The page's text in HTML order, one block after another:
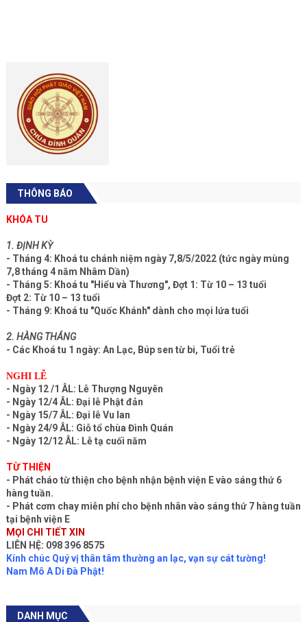
THÔNG BÁO
KHÓA TU
1. ĐỊNH KỲ
- Tháng 4: Khoá tu chánh niệm ngày 7,8/5/2022 (tức ngày mùng
7,8 tháng 4 năm Nhâm Dần)
- Tháng 5: Khoá tu "Hiểu và Thương", Đợt 1: Từ 10 – 13 tuổi
Đợt 2: Từ 10 – 13 tuổi
- Tháng 9: Khoá tu "Quốc Khánh" dành cho mọi lứa tuổi
2. HÀNG THÁNG
- Các Khoá tu 1 ngày: An Lạc, Búp sen từ bi, Tuổi trẻ
NGHI LỄ
- Ngày 12 /1 ÂL: Lễ Thượng Nguyên
- Ngày 12/4 ÂL: Đại lễ Phật đản
- Ngày 15/7 ÂL: Đại lễ Vu lan
- Ngày 24/9 ÂL: Giỗ tổ chùa Đình Quán
- Ngày 12/12 ÂL: Lễ tạ cuối năm
TỪ THIỆN
- Phát cháo từ thiện cho bệnh nhận bệnh viện E vào sáng thứ 6
hàng tuần.
- Phát cơm chay miễn phí cho bệnh nhân vào sáng thứ 7 hàng tuần
tại bệnh viện E
MỌI CHI TIẾT XIN
LIÊN HỆ: 098 396 8575
Kính chúc Quý vị thân tâm thường an lạc, vạn sự cát tường!
Nam Mô A Di Đà Phật!
DANH MỤC